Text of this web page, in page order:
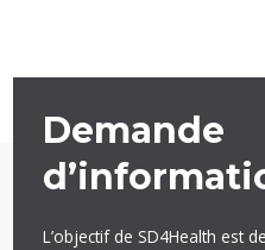
Demande
L’objectif de SD4Health est